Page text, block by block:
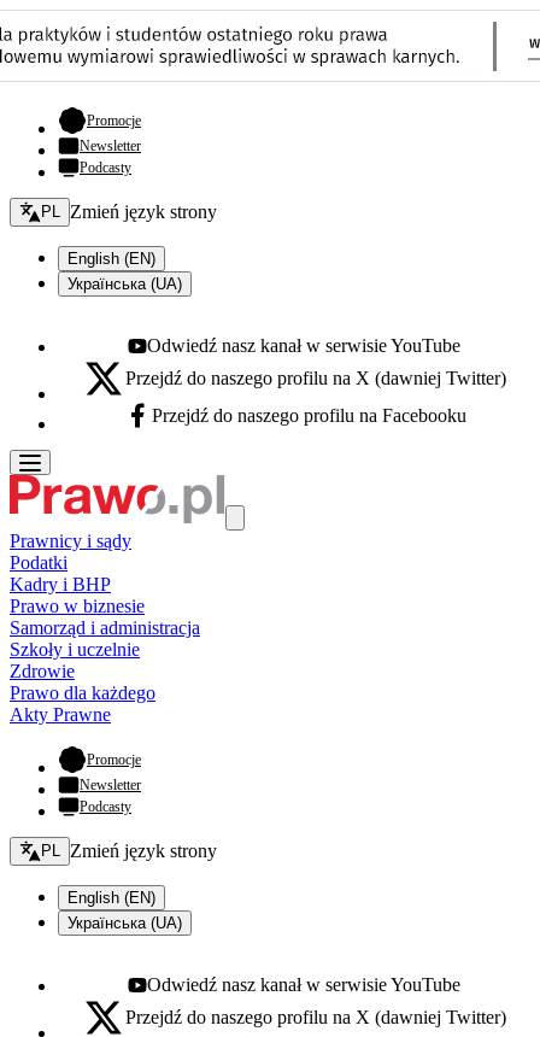
Promocje- otwiera się w nowej karcie
Newsletter
Podcasty
Zmień język - bieżący:
PL Zmień język strony
English (EN)
Українська (UA)
Youtube - otwiera się w nowej karcie
Odwiedź nasz kanał w serwisie YouTube
X - otwiera się w nowej karcie
Przejdź do naszego profilu na X (dawniej Twitter)
Facebook - otwiera się w nowej karcie
Przejdź do naszego profilu na Facebooku
Prawnicy i sądy
Podatki
Kadry i BHP
Prawo w biznesie
Samorząd i administracja
Szkoły i uczelnie
Zdrowie
Prawo dla każdego
Akty Prawne
Promocje- otwiera się w nowej karcie
Newsletter
Podcasty
Zmień język - bieżący:
PL Zmień język strony
English (EN)
Українська (UA)
Youtube - otwiera się w nowej karcie
Odwiedź nasz kanał w serwisie YouTube
X - otwiera się w nowej karcie
Przejdź do naszego profilu na X (dawniej Twitter)